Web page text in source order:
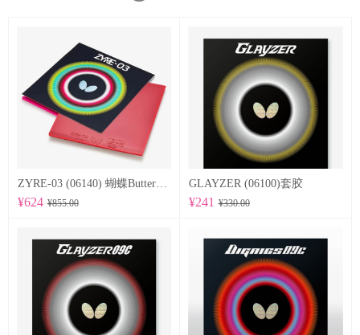
ZYRE-03 (06140) 蝴蝶Butterfly 专业反胶套胶
¥624 ¥855.00
GLAYZER (06100)套胶
¥241 ¥330.00